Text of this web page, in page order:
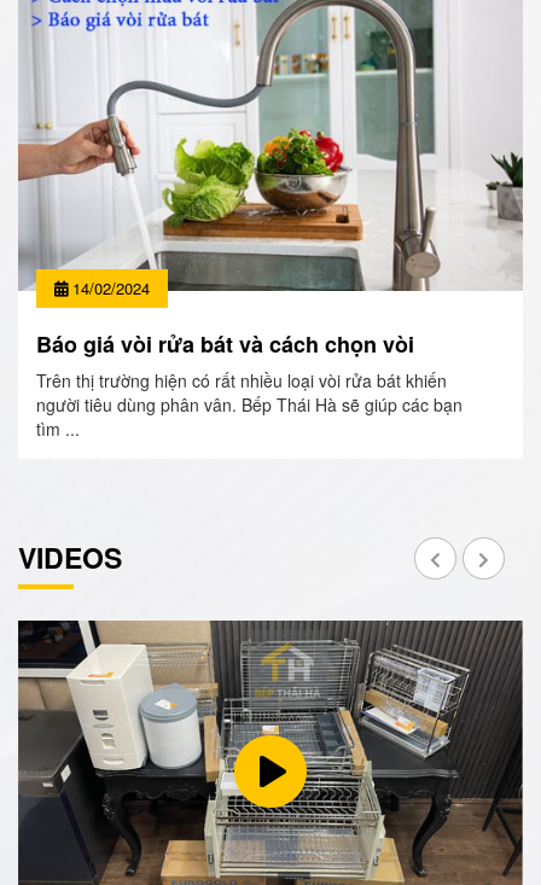
14/02/2024
Báo giá vòi rửa bát và cách chọn vòi
Trên thị trường hiện có rất nhiều loại vòi rửa bát khiến
người tiêu dùng phân vân. Bếp Thái Hà sẽ giúp các bạn
tìm ...
VIDEOS